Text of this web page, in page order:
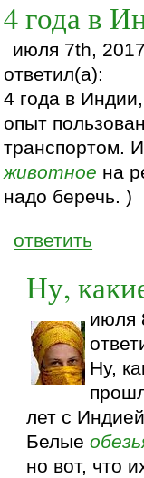
4 года в
июля 7th,
ответил(а):
4 года в
опыт
транспортом.
животное на
надо беречь. )
ответить
Ну,
июля
Ну,
лет с
Белые
но вот, что